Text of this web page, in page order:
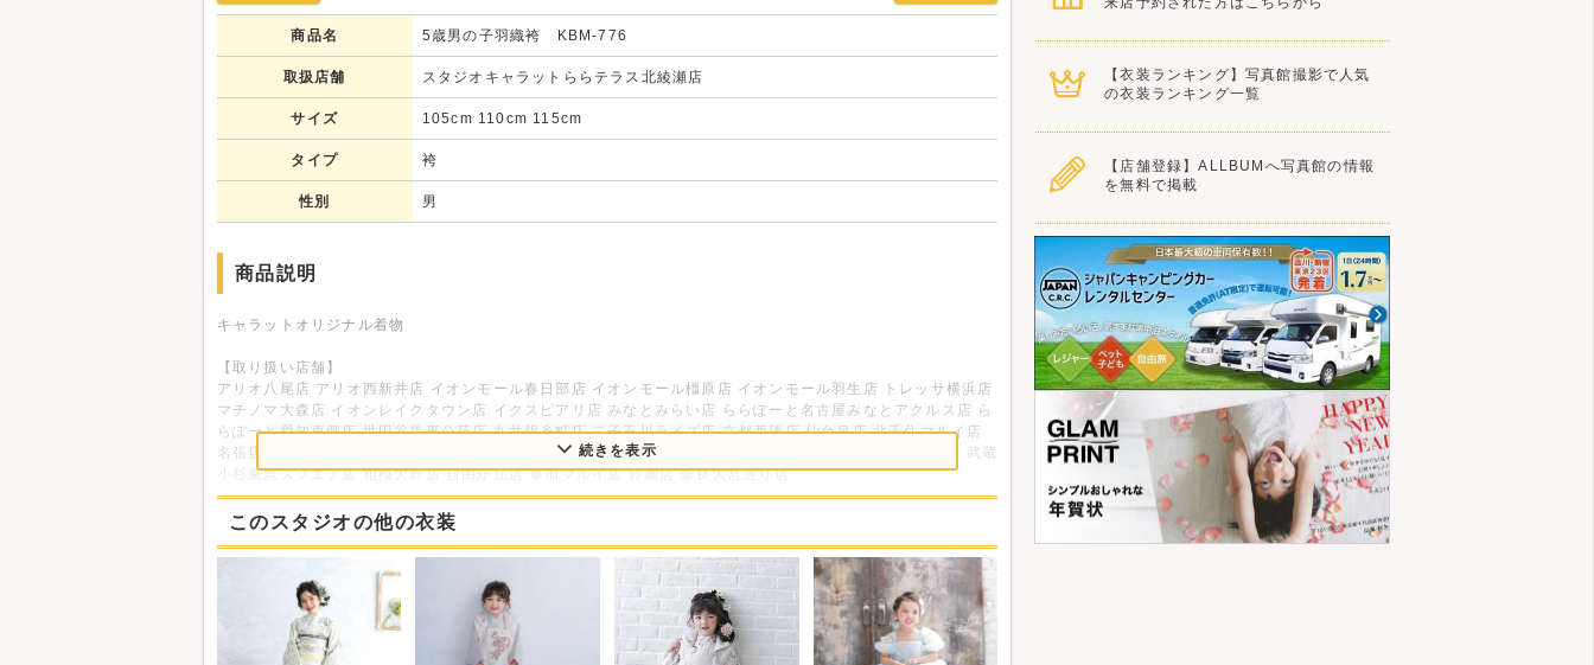
商品名 5歳男の子羽織袴 KBM-776
取扱店舗 スタジオキャラットららテラス北綾瀬店
サイズ 105cm 110cm 115cm
タイプ 袴
性別 男
商品説明
キャラットオリジナル着物
【取り扱い店舗】
アリオ八尾店 アリオ西新井店 イオンモール春日部店 イオンモール橿原店 イオンモール羽生店 トレッサ横浜店
マチノマ大森店 イオンレイクタウン店 イクスピアリ店 みなとみらい店 ららぽーと名古屋みなとアクルス店 ら
らぽーと愛知東郷店 世田谷馬事公苑店 丸井錦糸町店 二子玉川ライズ店 京都西陣店 仙台泉店 北千住マルイ店
名張店 吹田グリーンプレイス店 四日市店 宇都宮今泉店 寝屋川店 広陵店 心斎橋店 新所沢パルコ店 松阪店 武蔵
小杉東急スクエア店 相模大野店 自由が丘店 草加マルイ店 鈴鹿店 奈良大宮通り店
※衣装やスタジオセット、撮影小物は各店舗により異なり、掲載のものを取り扱っていない場合がございま
※衣装はメンテナンス状況等により、店舗名の記載があっても当日ご利用いただけない場合がございます。
続きを表示
このスタジオの他の衣装
【衣装ランキング】写真館撮影で人気
の衣装ランキング一覧
【店舗登録】ALLBUMへ写真館の情報
を無料で掲載